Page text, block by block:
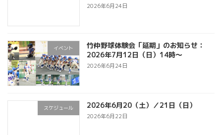
2026年6月24日
イベント
竹仲野球体験会「延期」のお知らせ：
2026年7月12日（日）14時～
2026年6月24日
スケジュール 2026年6月20（土）／21日（日）
2026年6月22日